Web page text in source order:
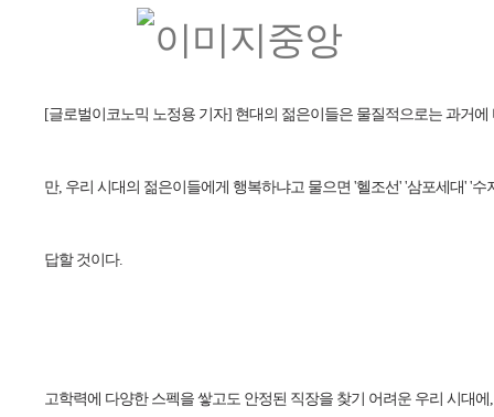
[글로벌이코노믹 노정용 기자] 현대의 젊은이들은 물질적으로는 과거
만, 우리 시대의 젊은이들에게 행복하냐고 물으면 '헬조선' '삼포세대' '
답할 것이다.
고학력에 다양한 스펙을 쌓고도 안정된 직장을 찾기 어려운 우리 시대